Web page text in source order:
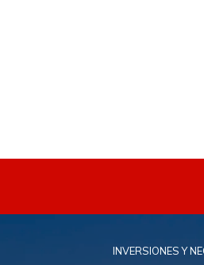
INVERSIONES Y